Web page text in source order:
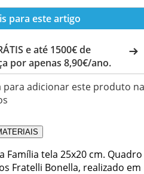
para este artigo
e até 1500€ de
por apenas 8,90€/ano.
para adicionar este produto na
Família tela 25x20 cm. Quadro
Fratelli Bonella, realizado em